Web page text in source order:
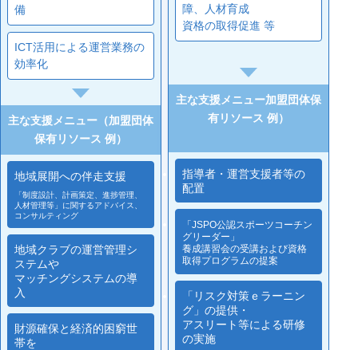
備
ICT活用による運営業務の
効率化
主な支援メニュー（加盟団体
保有リソース 例）
地域展開への伴走支援
「制度設計、計画策定、進捗管理、
人材管理等」に関するアドバイス、
コンサルティング
地域クラブの運営管理シ
ステムや
マッチングシステムの導
入
財源確保と経済的困窮世
帯を
障、人材育成
資格の取得促進 等
主な支援メニュー加盟団体保
有リソース 例）
指導者・運営支援者等の
配置
「JSPO公認スポーツコーチン
グリーダー」
養成講習会の受講および資格
取得プログラムの提案
「リスク対策ｅラーニン
グ」の提供・
アスリート等による研修
の実施